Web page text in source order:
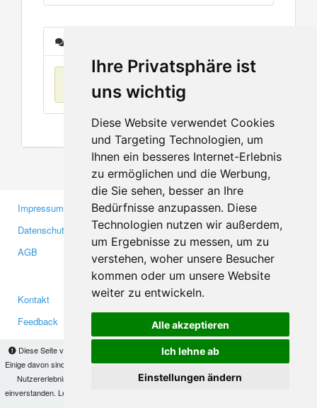
Ihre Privatsphäre ist
uns wichtig
Diese Website verwendet Cookies
und Targeting Technologien, um
Ihnen ein besseres Internet-Erlebnis
zu ermöglichen und die Werbung,
die Sie sehen, besser an Ihre
Bedürfnisse anzupassen. Diese
Technologien nutzen wir außerdem,
um Ergebnisse zu messen, um zu
verstehen, woher unsere Besucher
kommen oder um unsere Website
weiter zu entwickeln.
Alle akzeptieren
Ich lehne ab
Einstellungen ändern
Diese Seite verwendet Cookies, um Informationen auf Ihrem Computer zu speichern.
Einige davon sind notwendig, damit unsere Seite funktioniert, andere helfen uns dabei, das
Nutzererlebnis zu verbessern. Mit der Nutzung dieser Seite erklären Sie sich damit
einverstanden. Lesen Sie unsere
Keine Einträge
Impressum
Datenschutzerklärung
AGB
Gewerbetreibende
Investoren
Medien
Kontakt
Feedback
Facebook
Twitter
YouTube
Google+